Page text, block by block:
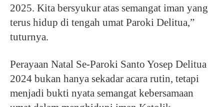
2025. Kita bersyukur atas semangat iman yang
terus hidup di tengah umat Paroki Delitua,”
tuturnya.
Perayaan Natal Se-Paroki Santo Yosep Delitua
2024 bukan hanya sekadar acara rutin, tetapi
menjadi bukti nyata semangat kebersamaan